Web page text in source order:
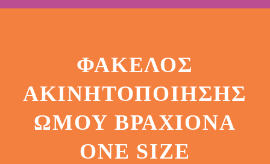
ΦΆΚΕΛΟΣ
ΑΚΙΝΗΤΟΠΟΊΗΣΗΣ
ΏΜΟΥ ΒΡΑΧΊΟΝΑ
ONE SIZE